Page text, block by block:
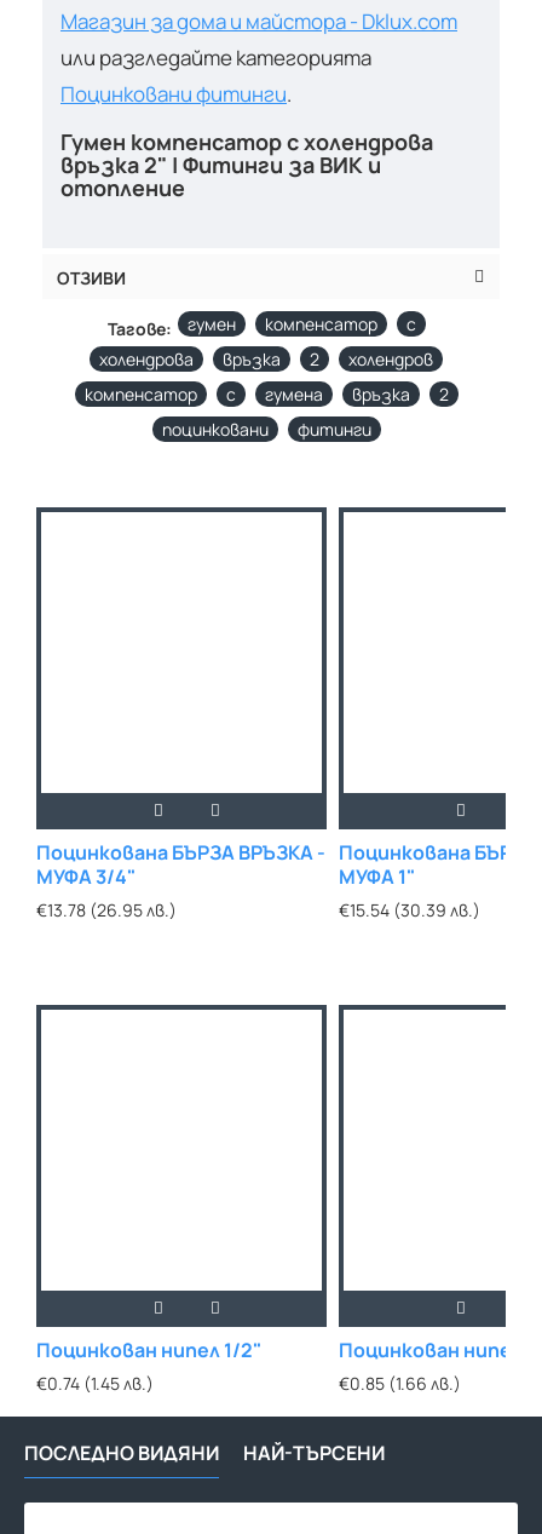
Магазин за дома и майстора - Dklux.com
или разгледайте категорията
Поцинковани фитинги.
Гумен компенсатор с холендрова
връзка 2" | Фитинги за ВИК и
отопление
ОТЗИВИ
Тагове: гумен компенсатор
с
холендрова
връзка 2
холендров
компенсатор
с гумена връзка
2
поцинковани
фитинги
Поцинкована БЪРЗА ВРЪЗКА -
МУФА 3/4"
€13.78 (26.95 лв.)
Поцинкована
МУФА 1"
€15.54 (30.39 лв.)
Поцинкован нипел 1/2"
€0.74 (1.45 лв.)
Поцинкован нипел
€0.85 (1.66 лв.)
ПОСЛЕДНО ВИДЯНИ НАЙ-ТЪРСЕНИ